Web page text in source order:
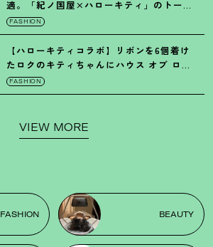
適。「紀ノ国屋×ハローキティ」のトート
がガシガシ使えて最高です
FASHION
【ハローキティコラボ】リボンを6個着け
たロクのキティちゃんにハウス オブ ロー
ゼの限定パケも
FASHION
VIEW MORE
FASHION BEAUTY